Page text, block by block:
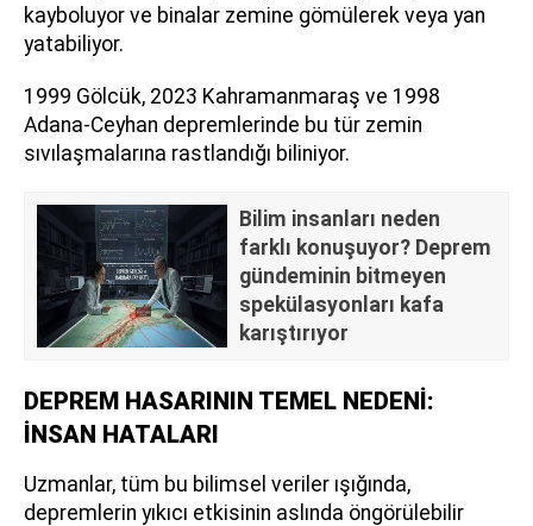
kayboluyor ve binalar zemine gömülerek veya yan
yatabiliyor.
1999 Gölcük, 2023 Kahramanmaraş ve 1998
Adana-Ceyhan depremlerinde bu tür zemin
sıvılaşmalarına rastlandığı biliniyor.
Bilim insanları neden
farklı konuşuyor? Deprem
gündeminin bitmeyen
spekülasyonları kafa
karıştırıyor
DEPREM HASARININ TEMEL NEDENİ:
İNSAN HATALARI
Uzmanlar, tüm bu bilimsel veriler ışığında,
depremlerin yıkıcı etkisinin aslında öngörülebilir